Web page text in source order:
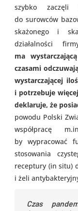
szybko zaczęli
do surowców
skażonego i
działalności
ma
czasami
wystarczającej
i potrzebuje
deklaruje, że
powodu Polski
współpracę
by wypracować
stosowania
receptury (in situ)
i żeli
Czas